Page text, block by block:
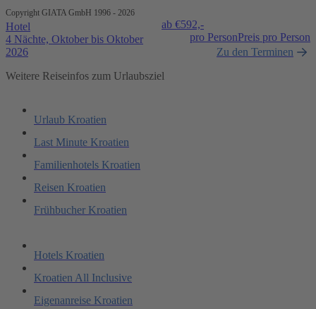
Copyright GIATA GmbH 1996 - 2026
Hotel
4 Nächte, Oktober bis Oktober
2026
ab €592,-
pro PersonPreis pro Person
Zu den Terminen
Weitere Reiseinfos zum Urlaubsziel
Urlaub Kroatien
Last Minute Kroatien
Familienhotels Kroatien
Reisen Kroatien
Frühbucher Kroatien
Hotels Kroatien
Kroatien All Inclusive
Eigenanreise Kroatien